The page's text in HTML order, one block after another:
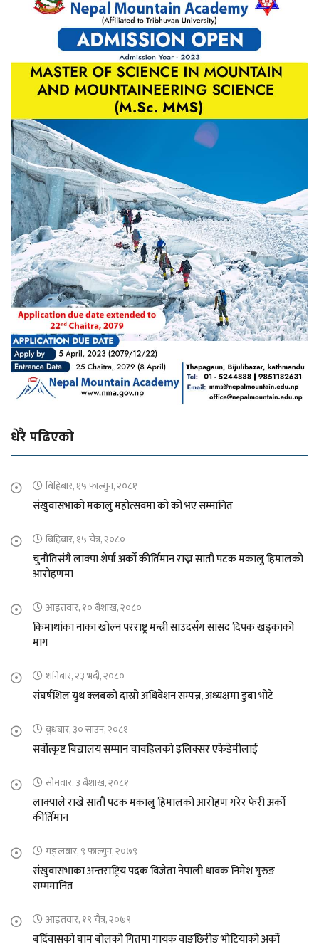
धेरै पढिएको
बिहिबार, १५ फाल्गुन, २०८१
संखुवासभाको मकालु महोत्सवमा को को भए सम्मानित
बिहिबार, १५ चैत्र, २०८०
चुनौतिसंगै लाक्पा शेर्पा अर्को कीर्तिमान राख्न सातौ पटक मकालु हिमालको
आरोहणमा
आइतवार, १० बैशाख, २०८०
किमाथांका नाका खोल्न परराष्ट्र मन्त्री साउदसँग सांसद दिपक खड्काको
माग
शनिबार, २३ भदौ, २०८०
संघर्षशिल युथ क्लबको दास्रो अधिवेशन सम्पन्न, अध्यक्षमा डुबा भोटे
बुधबार, ३० साउन, २०८१
सर्वोत्कृष्ट बिद्यालय सम्मान चावहिलको इलिक्सर एकेडेमीलाई
सोमवार, ३ बैशाख, २०८१
लाक्पाले राखे सातौ पटक मकालु हिमालको आरोहण गरेर फेरी अर्को
कीर्तिमान
मङ्लबार, ९ फाल्गुन, २०७९
संखुवासभाका अन्तराष्ट्रिय पदक विजेता नेपाली धावक निमेश गुरुङ
सम्ममानित
आइतवार, १९ चैत्र, २०७९
बर्दिवासको घाम बोलको गितमा गायक वाङछिरीङ भोटियाको अर्को